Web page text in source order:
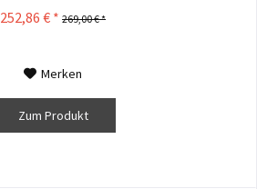
252,86 € * 269,00 € *
Merken
Zum Produkt